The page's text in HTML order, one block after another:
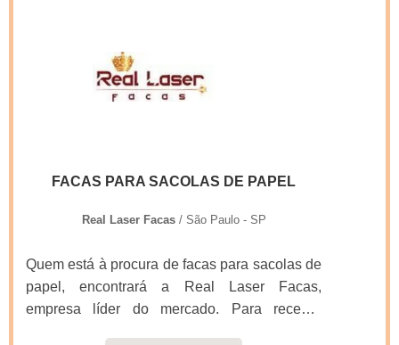
eficiência no trabalho executado;- Maior
precisão;- Vida útil prolonga.
FACAS PARA SACOLAS DE PAPEL
Real Laser Facas/ São Paulo - SP
Quem está à procura de facas para sacolas de
papel, encontrará a Real Laser Facas,
empresa líder do mercado. Para receber